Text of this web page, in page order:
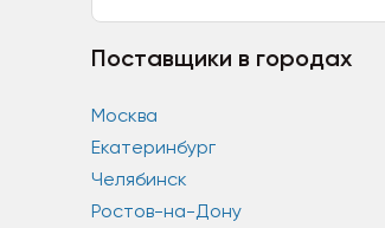
Поставщики в городах
Москва
Екатеринбург
Челябинск
Ростов-на-Дону